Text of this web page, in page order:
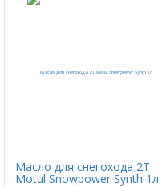
Масло для снегохода 2Т
Motul Snowpower Synth 1л